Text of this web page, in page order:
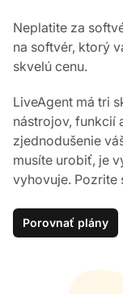
Neplatite za
na softvér, ktorý
skvelú cenu.
LiveAgent má tri
nástrojov, funkcií
zjednodušenie
musíte urobiť, je
vyhovuje. Pozrite
Porovnať plány